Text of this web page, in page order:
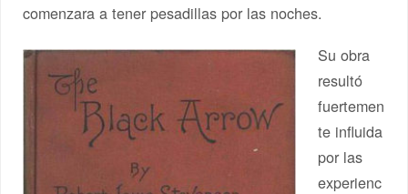
comenzara a tener pesadillas por las noches.
Su obra
resultó
fuertemen
te influida
por las
experienc